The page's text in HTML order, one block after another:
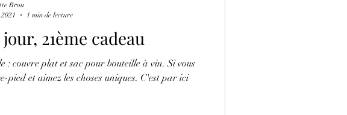
jour, 21ème cadeau
: couvre plat et sac pour bouteille à vin. Si vous
pied et aimez les choses uniques. C'est par ici
Brou
1 min de lecture